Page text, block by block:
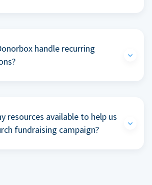
handle recurring
resources available to help us
fundraising campaign?